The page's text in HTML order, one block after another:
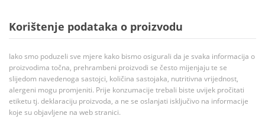
Korištenje podataka o proizvodu
Iako smo poduzeli sve mjere kako bismo osigurali da je svaka informacija o
proizvodima točna, prehrambeni proizvodi se često mijenjaju te se
slijedom navedenoga sastojci, količina sastojaka, nutritivna vrijednost,
alergeni mogu promjeniti. Prije konzumacije trebali biste uvijek pročitati
etiketu tj. deklaraciju proizvoda, a ne se oslanjati isključivo na informacije
koje su objavljene na web stranici.